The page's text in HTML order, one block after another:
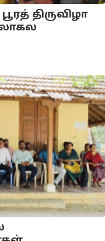
திருவிழா